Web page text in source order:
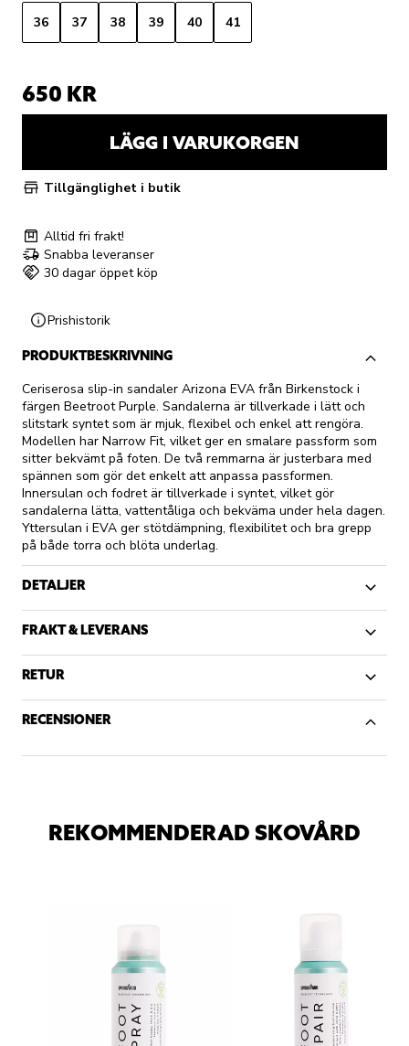
36
37 38 39 40 41
650 KR
LÄGG I VARUKORGEN
Tillgänglighet i butik
Alltid fri frakt!
Snabba leveranser
30 dagar öppet köp
Prishistorik
PRODUKTBESKRIVNING
Ceriserosa slip-in sandaler Arizona EVA från Birkenstock i
färgen Beetroot Purple. Sandalerna är tillverkade i lätt och
slitstark syntet som är mjuk, flexibel och enkel att rengöra.
Modellen har Narrow Fit, vilket ger en smalare passform som
sitter bekvämt på foten. De två remmarna är justerbara med
spännen som gör det enkelt att anpassa passformen.
Innersulan och fodret är tillverkade i syntet, vilket gör
sandalerna lätta, vattentåliga och bekväma under hela dagen.
Yttersulan i EVA ger stötdämpning, flexibilitet och bra grepp
på både torra och blöta underlag.
DETALJER
FRAKT & LEVERANS
RETUR
RECENSIONER
REKOMMENDERAD SKOVÅRD